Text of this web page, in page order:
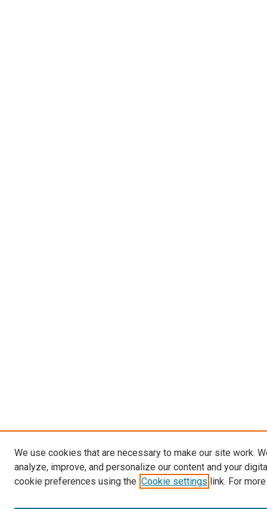
We use cookies that are necessary to make our site work.
analyze, improve, and personalize our content and your
cookie preferences using the Cookie settings link. For